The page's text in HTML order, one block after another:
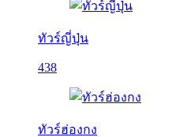
ทัวร์ญี่ปุ่น
438
ทัวร์ฮ่องกง